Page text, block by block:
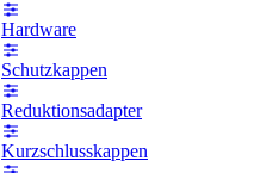
Hardware
Schutzkappen
Reduktionsadapter
Kurzschlusskappen